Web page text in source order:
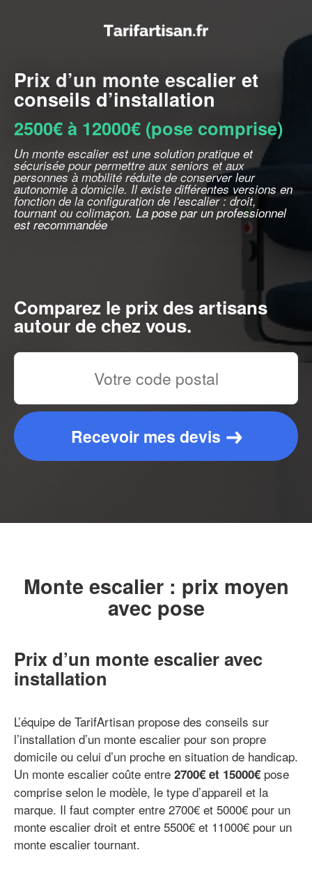
Prix d’un monte escalier et
conseils d’installation
2500€ à 12000€ (pose comprise)
Un monte escalier est une solution pratique et
sécurisée pour permettre aux seniors et aux
personnes à mobilité réduite de conserver leur
autonomie à domicile. Il existe différentes versions en
fonction de la configuration de l'escalier : droit,
tournant ou colimaçon. La pose par un professionnel
est recommandée
Comparez le prix des artisans
autour de chez vous.
Recevoir mes devis
Monte escalier : prix moyen
avec pose
Prix d’un monte escalier avec
installation
L’équipe de TarifArtisan propose des conseils sur
l’installation d’un monte escalier pour son propre
domicile ou celui d’un proche en situation de handicap.
Un monte escalier coûte entre 2700€ et 15000€ pose
comprise selon le modèle, le type d’appareil et la
marque. Il faut compter entre 2700€ et 5000€ pour un
monte escalier droit et entre 5500€ et 11000€ pour un
monte escalier tournant.